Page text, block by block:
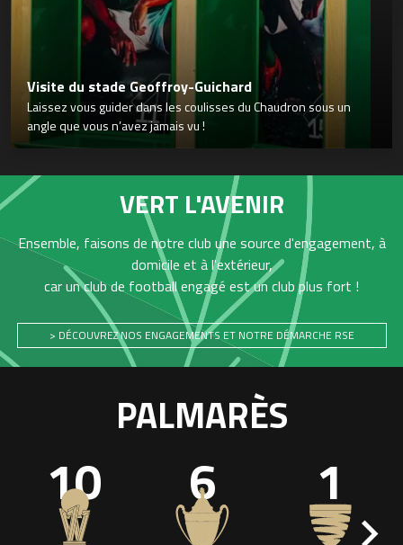
Visite du stade Geoffroy-Guichard
Laissez vous guider dans les coulisses du Chaudron sous un
angle que vous n’avez jamais vu !
VERT L'AVENIR
Ensemble, faisons de notre club une source d'engagement, à
domicile et à l'extérieur,
car un club de football engagé est un club plus fort !
> DÉCOUVREZ NOS ENGAGEMENTS ET NOTRE DÉMARCHE RSE
PALMARÈS
10 6 1